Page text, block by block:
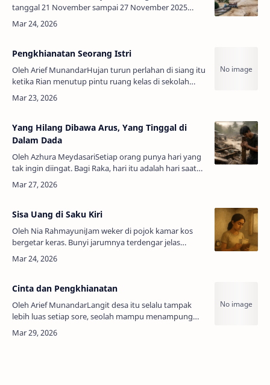
tanggal 21 November sampai 27 November 2025
seperti doa yang tak henti-hentinya jatuh dari langit
tanpa jeda. Setiap pagi aku b…
Pengkhianatan Seorang Istri
Oleh Arief MunandarHujan turun perlahan di siang itu
ketika Rian menutup pintu ruang kelas di sekolah
tempat ia mengajar. Langit tampak seperti lembaran
abu-abu yang lelah menahan …
Yang Hilang Dibawa Arus, Yang Tinggal di
Dalam Dada
Oleh Azhura MeydasariSetiap orang punya hari yang
tak ingin diingat. Bagi Raka, hari itu adalah hari saat
hujan tidak lagi hanya menjadi suara di atap
melainkan menjadi pemisah ant…
Sisa Uang di Saku Kiri
Oleh Nia RahmayuniJam weker di pojok kamar kos
bergetar keras. Bunyi jarumnya terdengar jelas
karena hanya itu yang bergerak di pagi hari. Rania
membuka mata perlahan, menatap lang…
Cinta dan Pengkhianatan
Oleh Arief MunandarLangit desa itu selalu tampak
lebih luas setiap sore, seolah mampu menampung
segala rahasia yang dipendam warganya. Di antara
hamparan sawah yang mulai meng…